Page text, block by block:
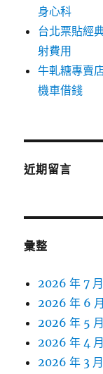
身心科
台北票貼經
射費用
牛軋糖專賣
機車借錢
近期留言
彙整
2026 年 7 月
2026 年 6 月
2026 年 5 月
2026 年 4 月
2026 年 3 月